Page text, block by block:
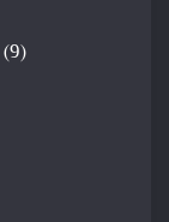
(9)